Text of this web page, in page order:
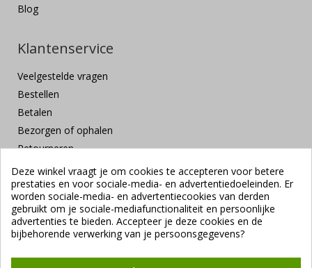
Blog
Klantenservice
Veelgestelde vragen
Bestellen
Betalen
Bezorgen of ophalen
Retourneren
Klachten en suggesties
Contact
Veilig betalen
Deze winkel vraagt je om cookies te accepteren voor betere
prestaties en voor sociale-media- en advertentiedoeleinden. Er
worden sociale-media- en advertentiecookies van derden
gebruikt om je sociale-mediafunctionaliteit en persoonlijke
advertenties te bieden. Accepteer je deze cookies en de
bijbehorende verwerking van je persoonsgegevens?